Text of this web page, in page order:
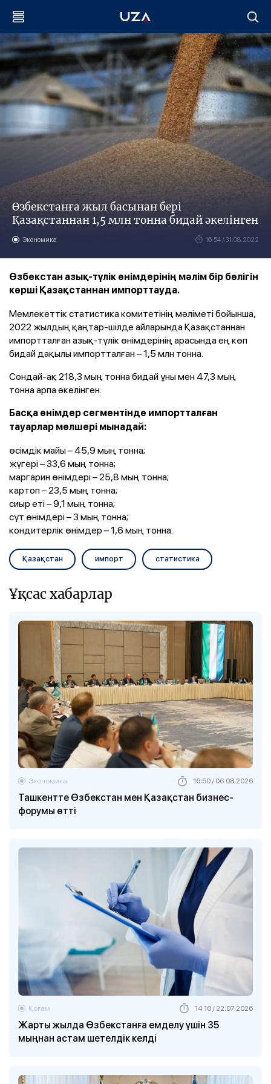
Өзбекстанға жыл басынан бері
Қазақстаннан 1,5 млн тонна бидай әкелінген
Экономика 16:54 / 31.08.2022
Өзбекстан азық-түлік өнімдерінің мәлім бір бөлігін
көрші Қазақстаннан импорттауда.
Мемлекеттік статистика комитетінің мәліметі бойынша,
2022 жылдың қаңтар-шілде айларында Қазақстаннан
импортталған азық-түлік өнімдерінің арасында ең көп
бидай дақылы импортталған – 1,5 млн тонна.
Сондай-ақ 218,3 мың тонна бидай ұны мен 47,3 мың
тонна арпа әкелінген.
Басқа өнімдер сегментінде импортталған
тауарлар мөлшері мынадай:
өсімдік майы – 45,9 мың тонна;
жүгері – 33,6 мың тонна;
маргарин өнімдері – 25,8 мың тонна;
картоп – 23,5 мың тонна;
сиыр еті – 9,1 мың тонна;
сүт өнімдері – 3 мың тонна;
кондитерлік өнімдер – 1,6 мың тонна.
Қазақстан импорт статистика
Ұқсас хабарлар
Ташкентте Өзбекстан мен Қазақстан бизнес-
форумы өтті
Экономика 16:50 / 06.08.2026
Жарты жылда Өзбекстанға емделу үшін 35
мыңнан астам шетелдік келді
Қоғам 14:10 / 22.07.2026